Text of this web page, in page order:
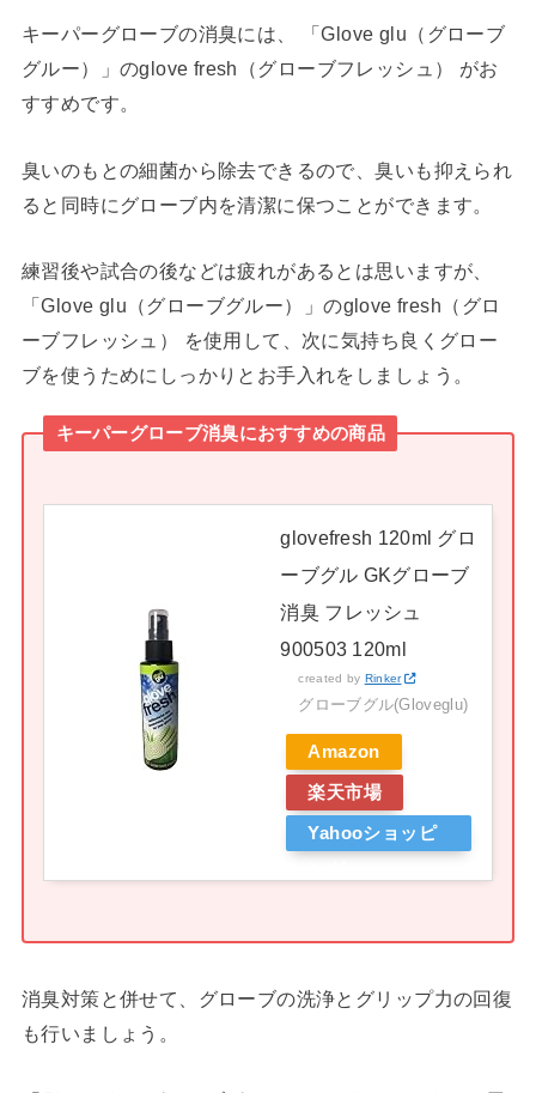
キーパーグローブの消臭には、 「Glove glu（グローブ
グルー）」のglove fresh（グローブフレッシュ） がお
すすめです。
臭いのもとの細菌から除去できるので、臭いも抑えられ
ると同時にグローブ内を清潔に保つことができます。
練習後や試合の後などは疲れがあるとは思いますが、
「Glove glu（グローブグルー）」のglove fresh（グロ
ーブフレッシュ） を使用して、次に気持ち良くグロー
ブを使うためにしっかりとお手入れをしましょう。
キーパーグローブ消臭におすすめの商品
glovefresh 120ml グロ
ーブグル GKグローブ
消臭 フレッシュ
900503 120ml
created by Rinker
グローブグル(Gloveglu)
Amazon
楽天市場
Yahooショッピ
消臭対策と併せて、グローブの洗浄とグリップ力の回復
も行いましょう。